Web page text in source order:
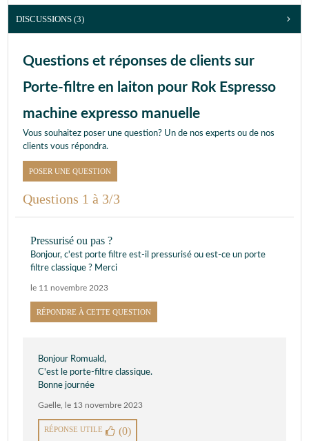
DISCUSSIONS (3)
Questions et réponses de clients sur
Porte-filtre en laiton pour Rok Espresso
machine expresso manuelle
Vous souhaitez poser une question? Un de nos experts ou de nos
clients vous répondra.
POSER UNE QUESTION
Questions 1 à 3/3
Pressurisé ou pas ?
Bonjour, c'est porte filtre est-il pressurisé ou est-ce un porte
filtre classique ? Merci
le 11 novembre 2023
RÉPONDRE À CETTE QUESTION
Bonjour Romuald,
C'est le porte-filtre classique.
Bonne journée
Gaelle le 13 novembre 2023
RÉPONSE UTILE (0)